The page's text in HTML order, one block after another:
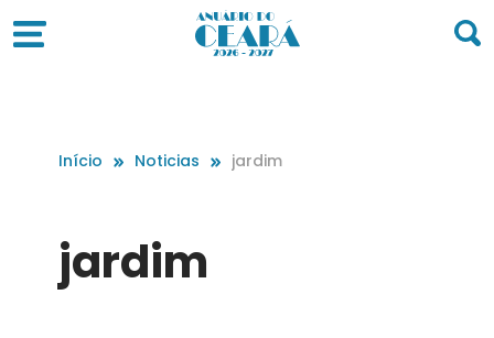
Início Noticias jardim
jardim